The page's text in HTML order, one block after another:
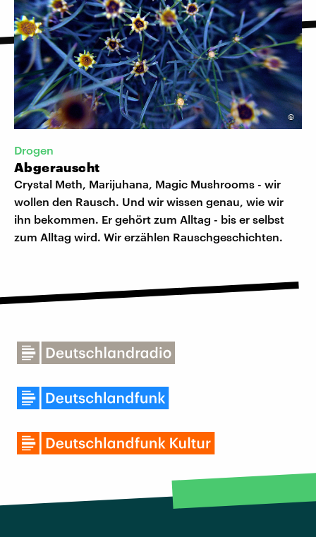
©
Drogen
Abgerauscht
Crystal Meth, Marijuhana, Magic Mushrooms - wir
wollen den Rausch. Und wir wissen genau, wie wir
ihn bekommen. Er gehört zum Alltag - bis er selbst
zum Alltag wird. Wir erzählen Rauschgeschichten.